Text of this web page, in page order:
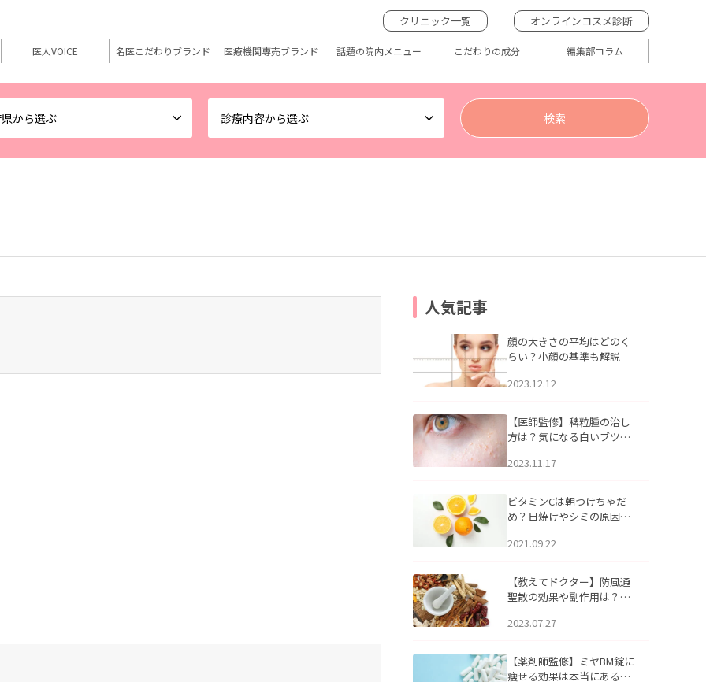
から選ぶ 診療内容から選ぶ
クリニック一覧 オンラインコスメ診断
医人VOICE 名医こだわりブランド 医療機関専売ブランド 話題の院内メニュー こだわりの成分 編集部コラム
人気記事
顔の大きさの平均はどのく
らい？小顔の基準も解説
2023.12.12
【医師監修】稗粒腫の治し
方は？気になる白いブツブ
アについて
2023.11.17
ビタミンCは朝つけちゃだ
め？日焼けやシミの原因に
2021.09.22
【教えてドクター】防風通
聖散の効果や副作用は？長
2023.07.27
【薬剤師監修】ミヤBM錠に
痩せる効果は本当にある